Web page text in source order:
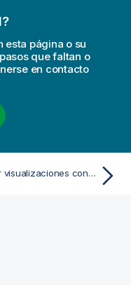
esta página o su
que faltan o
en contacto
Crear visualizaciones con Insight Advisor